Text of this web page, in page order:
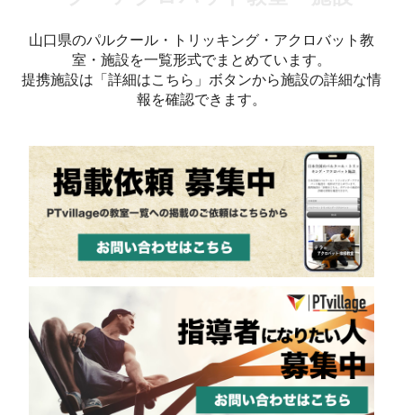
山口県のパルクール・トリッキング・アクロバット教
室・施設を一覧形式でまとめています。
提携施設は「詳細はこちら」ボタンから施設の詳細な情
報を確認できます。